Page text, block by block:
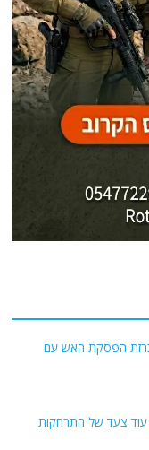
הפסקת האש עם
צעד של התרחקות